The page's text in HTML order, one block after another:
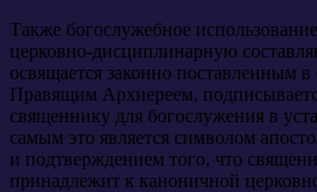
Также богослужебное
церковно-дисциплинарную
освящается законно поставленным
Правящим Архиереем,
священнику для богослужения в
самым это является символом
и подтверждением того, что
принадлежит к каноничной